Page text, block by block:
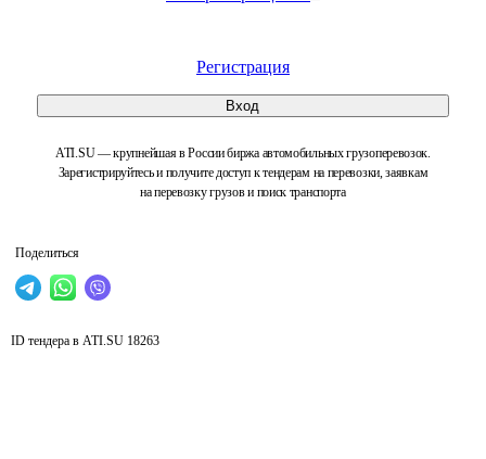
Регистрация
Вход
ATI.SU — крупнейшая в России биржа автомобильных грузоперевозок.
Зарегистрируйтесь и получите доступ к тендерам на перевозки, заявкам
на перевозку грузов и поиск транспорта
Поделиться
ID тендера в ATI.SU 18263